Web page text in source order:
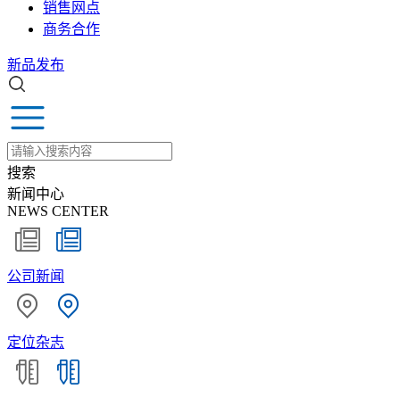
销售网点
商务合作
新品发布
搜索
新闻中心
NEWS CENTER
公司新闻
定位杂志